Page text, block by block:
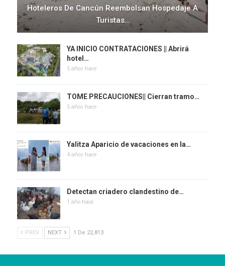
Hoteleros De Cancún Reembolsan Hospedaje A
Turistas…
YA INICIO CONTRATACIONES || Abrirá
hotel…
5 años hace
TOME PRECAUCIONES|| Cierran tramo…
5 años hace
Yalitza Aparicio de vacaciones en la…
4 años hace
Detectan criadero clandestino de…
1 año hace
PREV NEXT 1 De 22,813